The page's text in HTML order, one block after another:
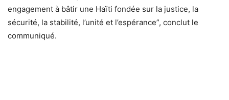
engagement à bâtir une Haïti fondée sur la justice, la
sécurité, la stabilité, l’unité et l’espérance”, conclut le
communiqué.